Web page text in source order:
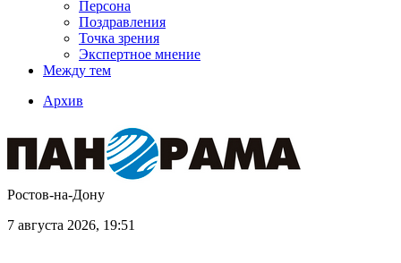
Персона
Поздравления
Точка зрения
Экспертное мнение
Между тем
Архив
Ростов-на-Дону
7 августа 2026, 19:51